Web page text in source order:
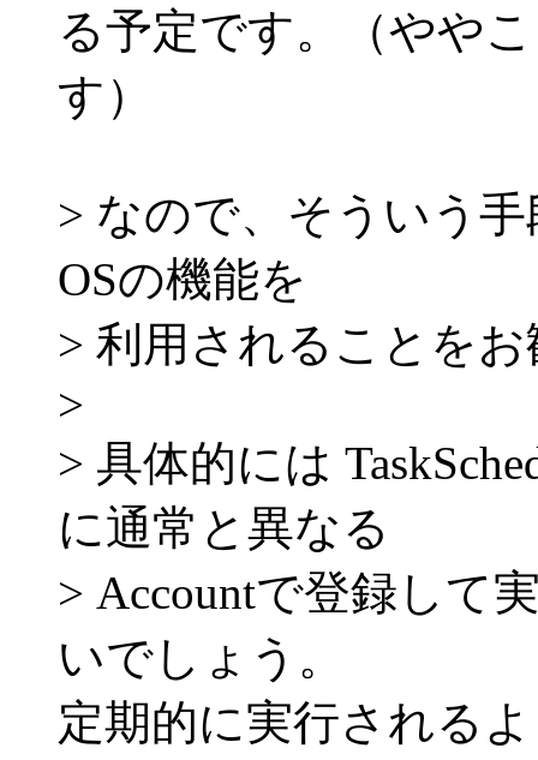
る予定です。（やや
す）
> なので、そういう
OSの機能を
> 利用されることを
>
> 具体的には
に通常と異なる
> Accountで登録して
いでしょう。
定期的に実行される